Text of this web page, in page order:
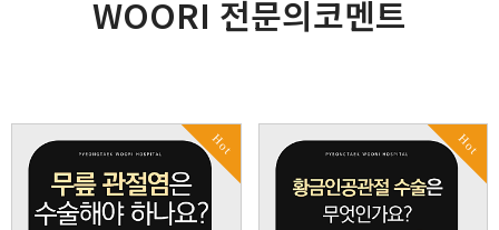
WOORI 전문의코멘트
Hot Hot